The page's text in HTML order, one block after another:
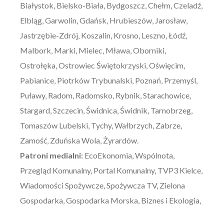
Białystok, Bielsko-Biała, Bydgoszcz, Chełm, Czeladź,
Elbląg, Garwolin, Gdańsk, Hrubieszów, Jarosław,
Jastrzębie-Zdrój, Koszalin, Krosno, Leszno, Łódź,
Malbork, Marki, Mielec, Mława, Oborniki,
Ostrołęka, Ostrowiec Świętokrzyski, Oświęcim,
Pabianice, Piotrków Trybunalski, Poznań, Przemyśl,
Puławy, Radom, Radomsko, Rybnik, Starachowice,
Stargard, Szczecin, Świdnica, Świdnik, Tarnobrzeg,
Tomaszów Lubelski, Tychy, Wałbrzych, Zabrze,
Zamość, Zduńska Wola, Żyrardów.
Patroni medialni: EcoEkonomia, Wspólnota,
Przegląd Komunalny, Portal Komunalny, TVP3 Kielce,
Wiadomości Spożywcze, Spożywcza TV, Zielona
Gospodarka, Gospodarka Morska, Biznes i Ekologia,